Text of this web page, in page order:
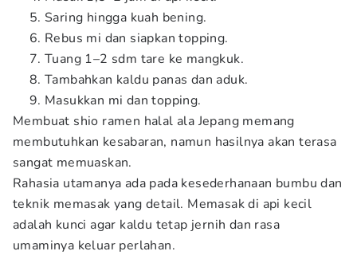
Saring hingga kuah bening.
Rebus mi dan siapkan topping.
Tuang 1–2 sdm tare ke mangkuk.
Tambahkan kaldu panas dan aduk.
Masukkan mi dan topping.
Membuat shio ramen halal ala Jepang memang
membutuhkan kesabaran, namun hasilnya akan terasa
sangat memuaskan.
Rahasia utamanya ada pada kesederhanaan bumbu dan
teknik memasak yang detail. Memasak di api kecil
adalah kunci agar kaldu tetap jernih dan rasa
umaminya keluar perlahan.